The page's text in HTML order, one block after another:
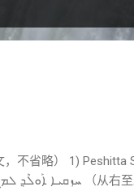
不省略） 1) Peshitta